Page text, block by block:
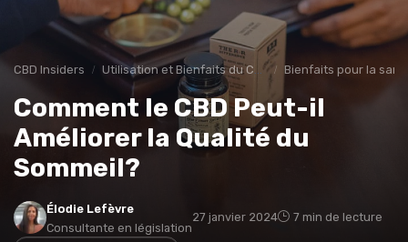
CBD Insiders Utilisation et Bienfaits du CBD Bienfaits pour la
Comment le CBD Peut-il
Améliorer la Qualité du
Sommeil?
Élodie Lefèvre
Consultante en législation
27 janvier 2024 7 min de lecture